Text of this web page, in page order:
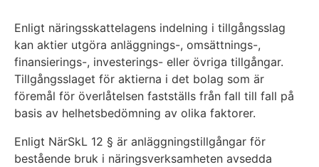
Enligt näringsskattelagens indelning i tillgångsslag
kan aktier utgöra anläggnings-, omsättnings-,
finansierings-, investerings- eller övriga tillgångar.
Tillgångsslaget för aktierna i det bolag som är
föremål för överlåtelsen fastställs från fall till fall på
basis av helhetsbedömning av olika faktorer.
Enligt NärSkL 12 § är anläggningstillgångar för
bestående bruk i näringsverksamheten avsedda